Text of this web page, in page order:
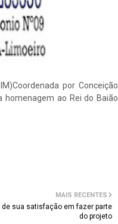
por Conceição
ao Rei do Baião
MAIS RECENTES
de sua satisfação em fazer parte
do projeto